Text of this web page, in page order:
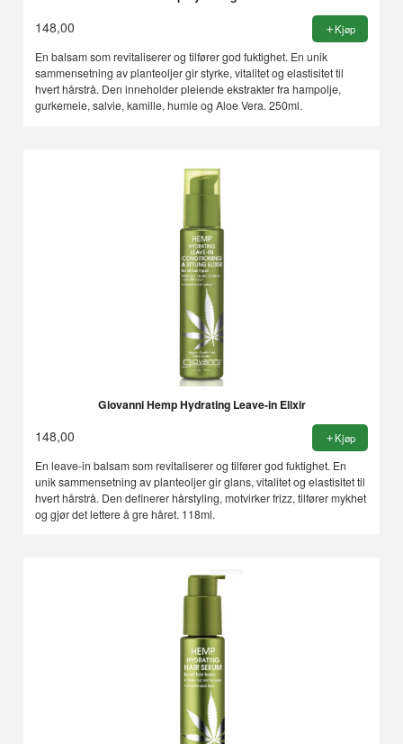
148,00 Kjøp
En balsam som revitaliserer og tilfører god fuktighet. En unik
sammensetning av planteoljer gir styrke, vitalitet og elastisitet til
hvert hårstrå. Den inneholder pleiende ekstrakter fra hampolje,
gurkemeie, salvie, kamille, humle og Aloe Vera. 250ml.
Giovanni Hemp Hydrating Leave-in Elixir
148,00 Kjøp
En leave-in balsam som revitaliserer og tilfører god fuktighet. En
unik sammensetning av planteoljer gir glans, vitalitet og elastisitet til
hvert hårstrå. Den definerer hårstyling, motvirker frizz, tilfører mykhet
og gjør det lettere å gre håret. 118ml.